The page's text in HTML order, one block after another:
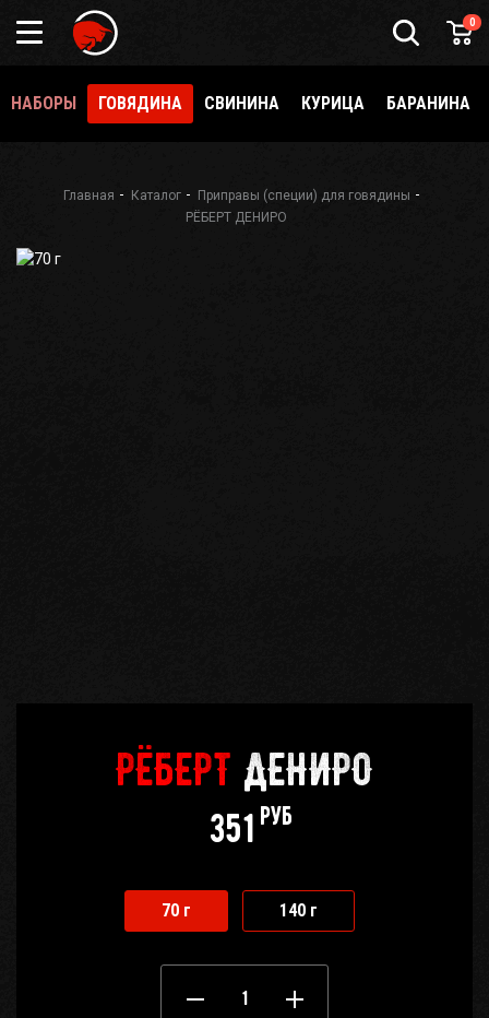
0
НАБОРЫ ГОВЯДИНА СВИНИНА КУРИЦА БАРАНИНА
Подарочный
сертификат
и
Телефоны
Главная Каталог
Приправы (специи) для говядины
РЁБЕРТ ДЕНИРО
РЁБЕРТ ДЕНИРО
351 руб
70 г 140 г